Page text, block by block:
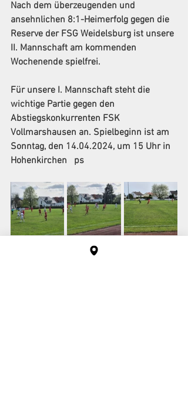
Nach dem überzeugenden und
ansehnlichen 8:1-Heimerfolg gegen die
Reserve der FSG Weidelsburg ist unsere
II. Mannschaft am kommenden
Wochenende spielfrei.
Für unsere I. Mannschaft steht die
wichtige Partie gegen den
Abstiegskonkurrenten FSK
Vollmarshausen an. Spielbeginn ist am
Sonntag, den 14.04.2024, um 15 Uhr in
Hohenkirchen   ps